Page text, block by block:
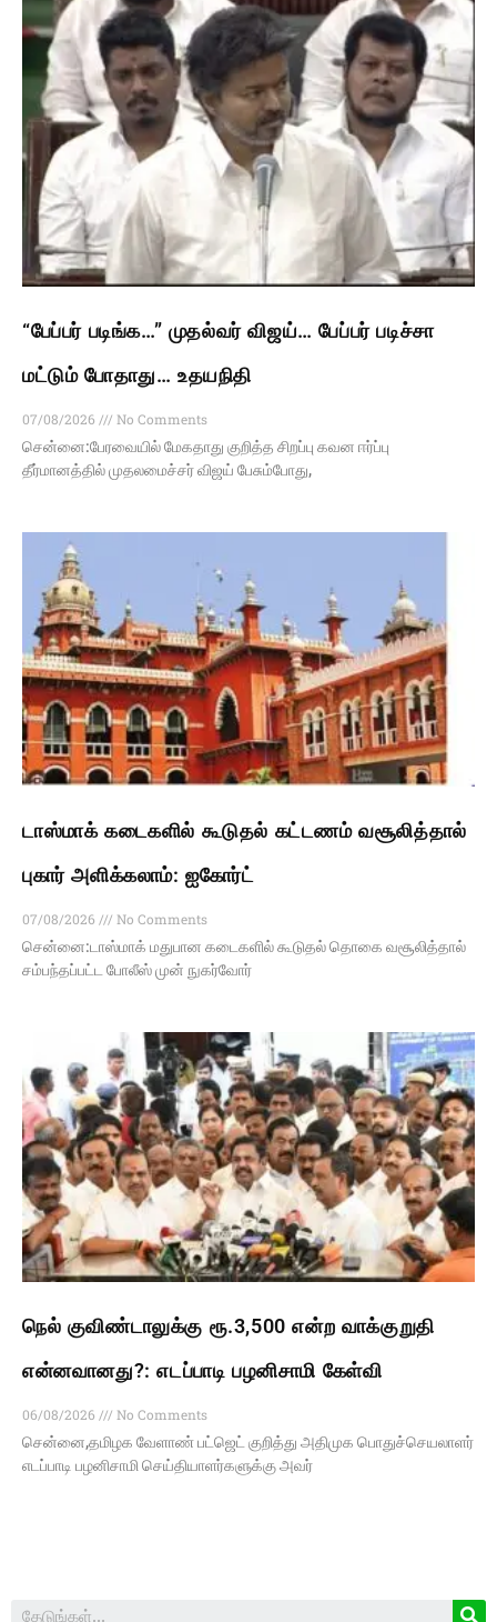
“பேப்பர் படிங்க…” முதல்வர் விஜய்… பேப்பர் படிச்சா
மட்டும் போதாது… உதயநிதி
07/08/2026
No Comments
சென்னை:பேரவையில் மேகதாது குறித்த சிறப்பு கவன ஈர்ப்பு
தீர்மானத்தில் முதலமைச்சர் விஜய் பேசும்போது,
டாஸ்மாக் கடைகளில் கூடுதல் கட்டணம் வசூலித்தால்
புகார் அளிக்கலாம்: ஐகோர்ட்
07/08/2026
No Comments
சென்னை:டாஸ்மாக் மதுபான கடைகளில் கூடுதல் தொகை வசூலித்தால்
சம்பந்தப்பட்ட போலீஸ் முன் நுகர்வோர்
நெல் குவிண்டாலுக்கு ரூ.3,500 என்ற வாக்குறுதி
என்னவானது?: எடப்பாடி பழனிசாமி கேள்வி
06/08/2026
No Comments
சென்னை,தமிழக வேளாண் பட்ஜெட் குறித்து அதிமுக பொதுச்செயலாளர்
எடப்பாடி பழனிசாமி செய்தியாளர்களுக்கு அவர்